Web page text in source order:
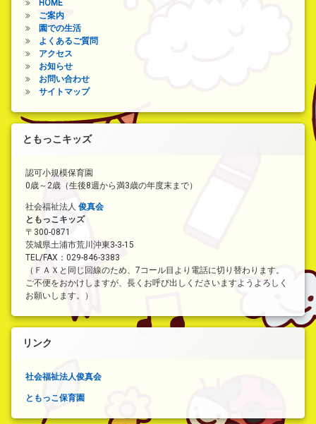
HOME
ご案内
園での生活
よくあるご質問
アクセス
お知らせ
お問い合わせ
サイトマップ
ともっこキッズ
認可小規模保育園
0歳～2歳（生後8週から満3歳の年度末まで）
社会福祉法人 俊真会
ともっこキッズ
〒300-0871
茨城県土浦市荒川沖東3-3-15
TEL/FAX：029-846-3383
（ＦＡＸと同じ回線のため、7コール目より電話に切り替わります。
ご不便をおかけしますが、長くお呼び出しくださいますようよろしく
お願いします。）
リンク
社会福祉法人俊真会
ともっこ保育園